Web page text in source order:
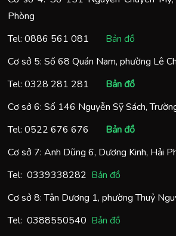
Phòng
Tel: 0886 561 081
Bản đồ
Cơ sở 5: Số 68 Quán Nam, phường Lê
Tel: 0328 281 281
Bản đồ
Cơ sở 6: Số 146 Nguyễn Sỹ Sách,
Tel: 0522 676 676
Bản đồ
Cơ sở 7: Anh Dũng 6, Dương Kinh, Hải
Tel: 0339338282 Bản đồ
Cơ sở 8: Tân Dương 1, phường Thuỷ
Tel: 0388550540 Bản đồ